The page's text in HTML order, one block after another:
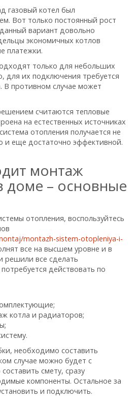
газовый котел был
Вот только постоянный рост
вариант довольно
экономичных котлов
платежки.
только для небольших
для их подключения требуется
В противном случае может
считаются тепловые
на естественных источниках
отопления получается не
и еще достаточно эффективной.
монтаж
доме – основные
отопления, воспользуйтесь
montazh-sistem-otopleniya-i-
все на высшем уровне и в
решили все сделать
действовать по
котла и радиаторов;
необходимо составить
случае можно будет с
смету, сразу
компоненты. Остальное за
и подключить.